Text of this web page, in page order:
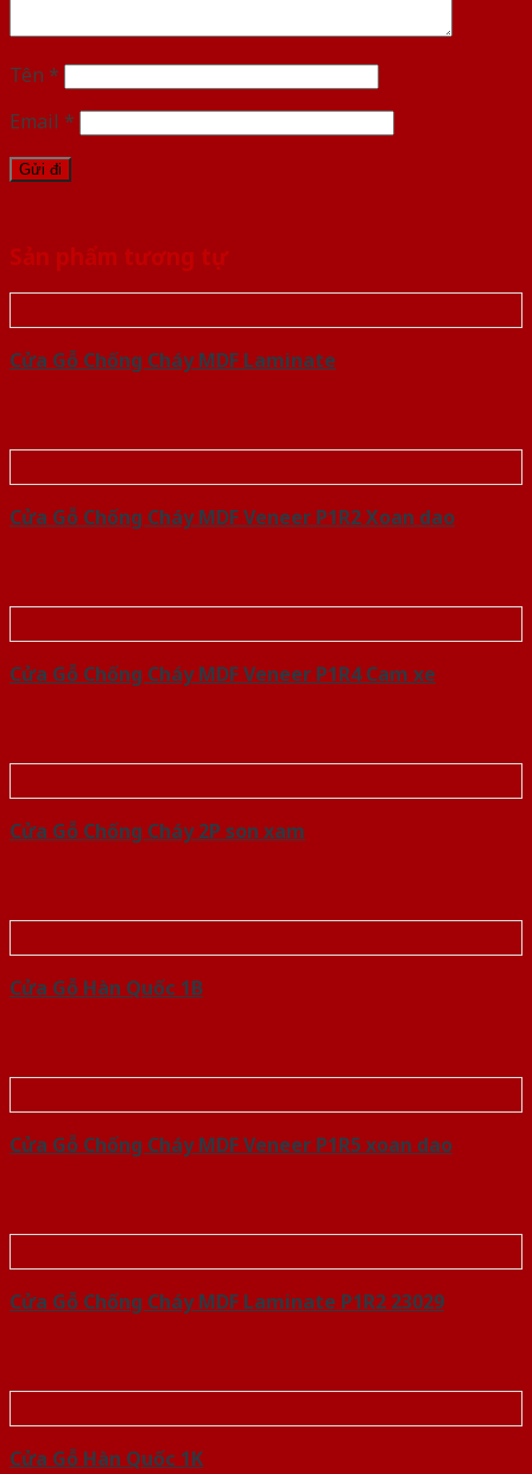
Tên *
Email *
Sản phẩm tương tự
Cửa Gỗ Chống Cháy MDF Laminate
Cửa Gỗ Chống Cháy MDF Veneer P1R2 Xoan dao
Cửa Gỗ Chống Cháy MDF Veneer P1R4 Cam xe
Cửa Gỗ Chống Cháy 2P son xam
Cửa Gỗ Hàn Quốc 1B
Cửa Gỗ Chống Cháy MDF Veneer P1R5 xoan dao
Cửa Gỗ Chống Cháy MDF Laminate P1R2 23029
Cửa Gỗ Hàn Quốc 1K